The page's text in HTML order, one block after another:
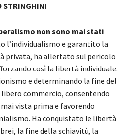
STRINGHINI
non sono mai stati
l’individualismo e garantito la
privata, ha allertato sul pericolo
così la libertà individuale.
e determinando la fine del
commercio, consentendo
vista prima e favorendo
Ha conquistato le libertà
la fine della schiavitù, la